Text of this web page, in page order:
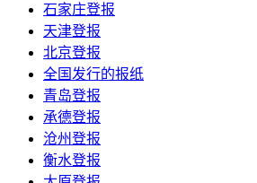
石家庄登报
天津登报
北京登报
全国发行的报纸
青岛登报
承德登报
沧州登报
衡水登报